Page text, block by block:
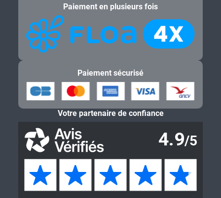
Paiement en plusieurs fois
Paiement sécurisé
Votre partenaire de confiance